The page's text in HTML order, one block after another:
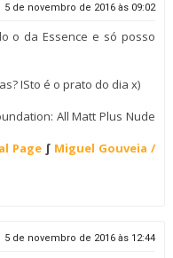
5 de novembro de 2016 às 09:02
o da Essence e só posso
ISto é o prato do dia x)
All Matt Plus Nude
Page ∫ Miguel Gouveia /
5 de novembro de 2016 às 12:44